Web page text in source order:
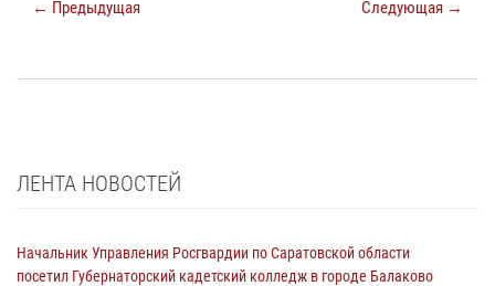
← Предыдущая Следующая →
ЛЕНТА НОВОСТЕЙ
Начальник Управления Росгвардии по Саратовской области
посетил Губернаторский кадетский колледж в городе Балаково